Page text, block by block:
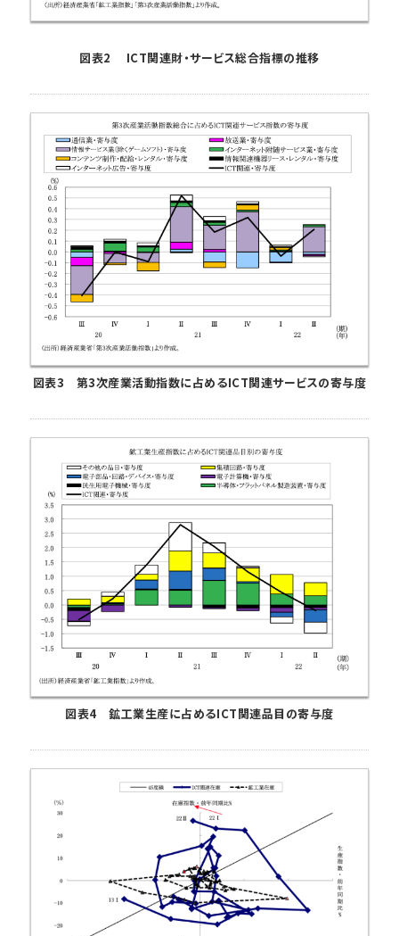
図表2 ICT関連財・サービス総合指標の推移
図表3 第3次産業活動指数に占めるICT関連サービスの寄与度
図表4 鉱工業生産に占めるICT関連品目の寄与度